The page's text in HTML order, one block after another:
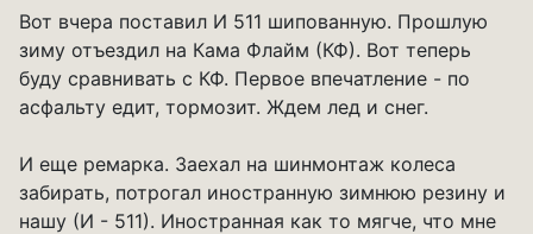
Вот вчера поставил И 511 шипованную. Прошлую
зиму отъездил на Кама Флайм (КФ). Вот теперь
буду сравнивать с КФ. Первое впечатление - по
асфальту едит, тормозит. Ждем лед и снег.
И еще ремарка. Заехал на шинмонтаж колеса
забирать, потрогал иностранную зимнюю резину и
нашу (И - 511). Иностранная как то мягче, что мне